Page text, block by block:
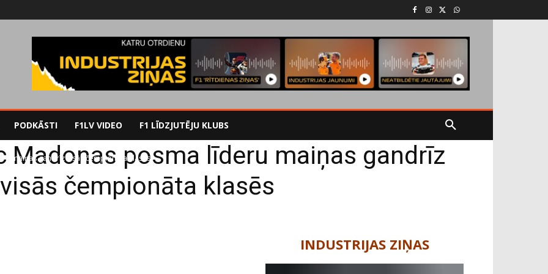
PODKĀSTI F1LV VIDEO F1 LĪDZJUTĒJU KLUBS
maiņas gandrīz visās čempionāta klasēs
Madonas posma līderu maiņas gandrīz
visās čempionāta klasēs
INDUSTRIJAS ZIŅAS